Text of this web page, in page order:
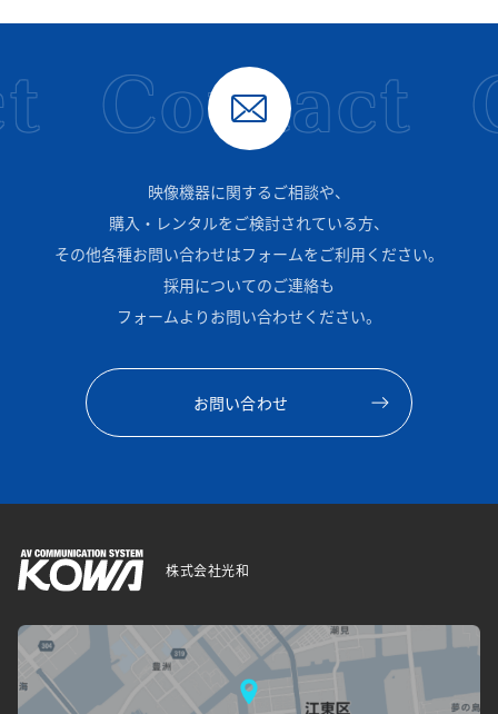
Contact
映像機器に関するご相談や、
購入・レンタルをご検討されている方、
その他各種お問い合わせはフォームをご利用ください。
採用についてのご連絡も
フォームよりお問い合わせください。
お問い合わせ
株式会社光和